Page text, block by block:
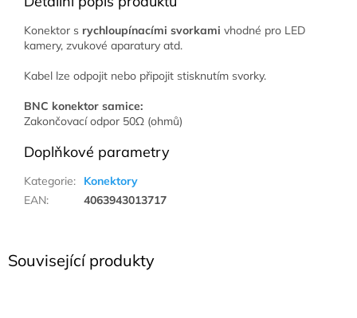
Související produkty
Konektor s rychloupínacími svorkami vhodné pro LED
kamery, zvukové aparatury atd.
Kabel lze odpojit nebo připojit stisknutím svorky.
BNC konektor samice:
Zakončovací odpor 50Ω (ohmů)
Doplňkové parametry
Kategorie:
Konektory
EAN: 4063943013717